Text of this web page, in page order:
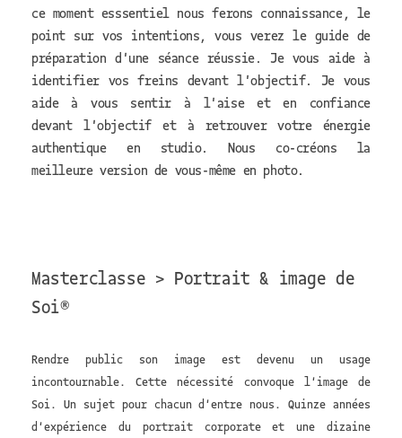
ce moment esssentiel nous ferons connaissance, le
point sur vos intentions, vous verez le guide de
préparation d'une séance réussie. Je vous aide à
identifier vos freins devant l'objectif. Je vous
aide à vous sentir à l'aise et en confiance
devant l'objectif et à retrouver votre énergie
authentique en studio. Nous co-créons la
meilleure version de vous-même en photo.
Masterclasse > Portrait & image de
Soi®
Rendre public son image est devenu un usage
incontournable. Cette nécessité convoque l'image de
Soi. Un sujet pour chacun d'entre nous. Quinze années
d'expérience du portrait corporate et une dizaine